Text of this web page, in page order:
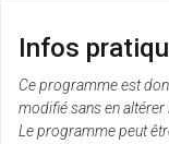
Infos
Ce programme est
modifié sans en altérer
Le programme peut